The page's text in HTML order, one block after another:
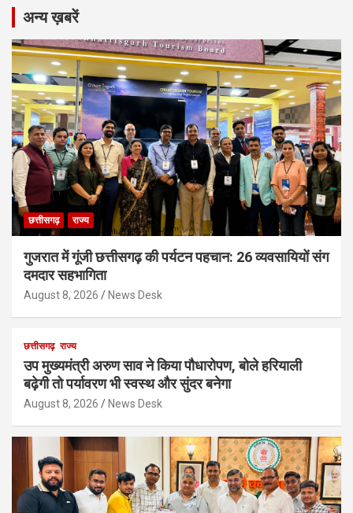
अन्य ख़बरें
छत्तीसगढ़ राज्य
गुजरात में गूंजी छत्तीसगढ़ की पर्यटन पहचान: 26 व्यवसायियों संग
दमदार सहभागिता
August 8, 2026 News Desk
छत्तीसगढ़ राज्य
उप मुख्यमंत्री अरुण साव ने किया पौधारोपण, बोले हरियाली
बढ़ेगी तो पर्यावरण भी स्वस्थ और सुंदर बनेगा
August 8, 2026 News Desk